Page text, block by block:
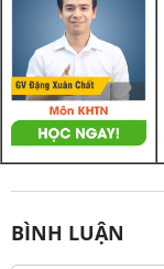
BÌNH LUẬN